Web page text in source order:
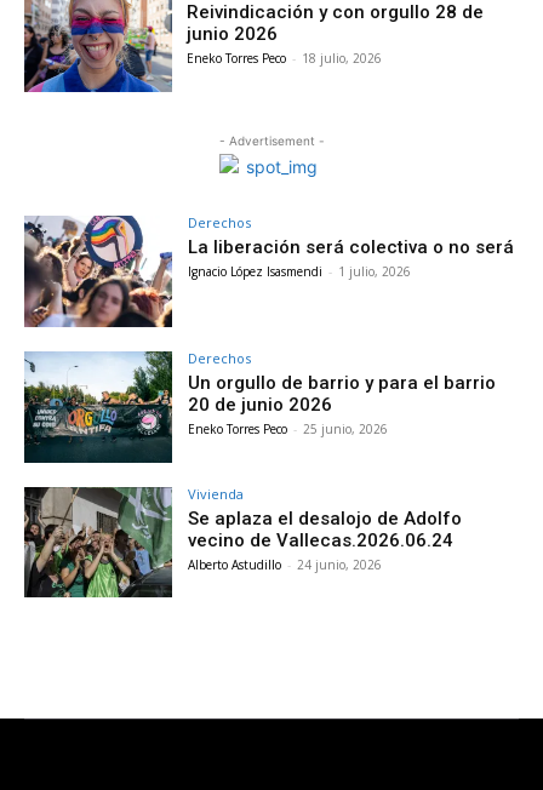
Reivindicación y con orgullo 28 de
junio 2026
Eneko Torres Peco - 18 julio, 2026
- Advertisement -
Derechos
La liberación será colectiva o no será
Ignacio López Isasmendi - 1 julio, 2026
Derechos
Un orgullo de barrio y para el barrio
20 de junio 2026
Eneko Torres Peco - 25 junio, 2026
Vivienda
Se aplaza el desalojo de Adolfo
vecino de Vallecas.2026.06.24
Alberto Astudillo - 24 junio, 2026